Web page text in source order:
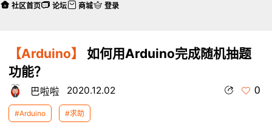
【Arduino】
如何用Arduino完成随机抽题
功能？
巴啦啦 2020.12.02 0
#Arduino #求助
社区首页 论坛 商城 登录